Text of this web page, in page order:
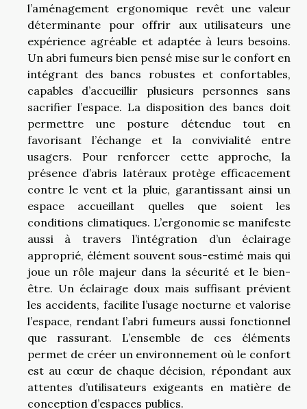
l’aménagement ergonomique revêt une valeur
déterminante pour offrir aux utilisateurs une
expérience agréable et adaptée à leurs besoins.
Un abri fumeurs bien pensé mise sur le confort en
intégrant des bancs robustes et confortables,
capables d’accueillir plusieurs personnes sans
sacrifier l’espace. La disposition des bancs doit
permettre une posture détendue tout en
favorisant l’échange et la convivialité entre
usagers. Pour renforcer cette approche, la
présence d’abris latéraux protège efficacement
contre le vent et la pluie, garantissant ainsi un
espace accueillant quelles que soient les
conditions climatiques. L’ergonomie se manifeste
aussi à travers l’intégration d’un éclairage
approprié, élément souvent sous-estimé mais qui
joue un rôle majeur dans la sécurité et le bien-
être. Un éclairage doux mais suffisant prévient
les accidents, facilite l’usage nocturne et valorise
l’espace, rendant l’abri fumeurs aussi fonctionnel
que rassurant. L’ensemble de ces éléments
permet de créer un environnement où le confort
est au cœur de chaque décision, répondant aux
attentes d’utilisateurs exigeants en matière de
conception d’espaces publics.